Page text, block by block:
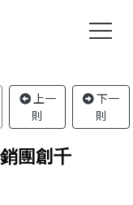
上一
則
下一
則
團創千